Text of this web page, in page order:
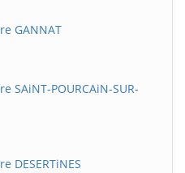
GANNAT
SAiNT-POURCAiN-SUR-
DESERTiNES